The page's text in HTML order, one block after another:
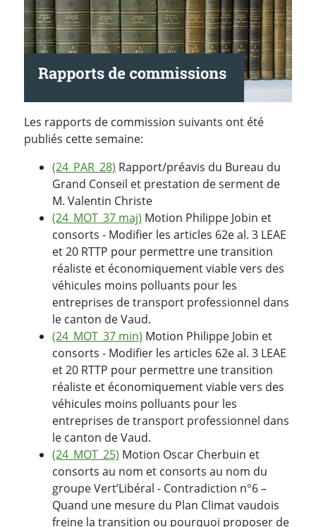
Les rapports de commission suivants ont été
publiés cette semaine:
(24_PAR_28) Rapport/préavis du Bureau du
Grand Conseil et prestation de serment de
M. Valentin Christe
(24_MOT_37 maj) Motion Philippe Jobin et
consorts - Modifier les articles 62e al. 3 LEAE
et 20 RTTP pour permettre une transition
réaliste et économiquement viable vers des
véhicules moins polluants pour les
entreprises de transport professionnel dans
le canton de Vaud.
(24_MOT_37 min) Motion Philippe Jobin et
consorts - Modifier les articles 62e al. 3 LEAE
et 20 RTTP pour permettre une transition
réaliste et économiquement viable vers des
véhicules moins polluants pour les
entreprises de transport professionnel dans
le canton de Vaud.
(24_MOT_25) Motion Oscar Cherbuin et
consorts au nom et consorts au nom du
groupe Vert’Libéral - Contradiction n°6 –
Quand une mesure du Plan Climat vaudois
freine la transition ou pourquoi proposer de